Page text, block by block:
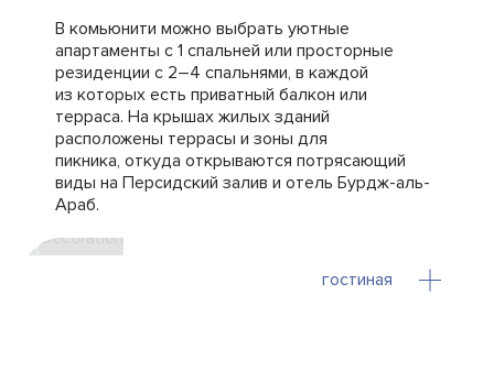
В комьюнити можно выбрать уютные
апартаменты с 1 спальней или просторные
резиденции с 2–4 спальнями, в каждой
из которых есть приватный балкон или
терраса. На крышах жилых зданий
расположены террасы и зоны для
пикника, откуда открываются потрясающий
виды на Персидский залив и отель Бурдж-аль-
Араб.
гостиная